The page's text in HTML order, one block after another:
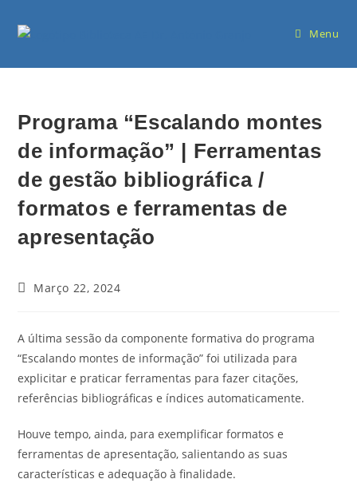
Menu
Programa “Escalando montes
de informação” | Ferramentas
de gestão bibliográfica /
formatos e ferramentas de
apresentação
Março 22, 2024
A última sessão da componente formativa do programa
“Escalando montes de informação” foi utilizada para
explicitar e praticar ferramentas para fazer citações,
referências bibliográficas e índices automaticamente.
Houve tempo, ainda, para exemplificar formatos e
ferramentas de apresentação, salientando as suas
características e adequação à finalidade.